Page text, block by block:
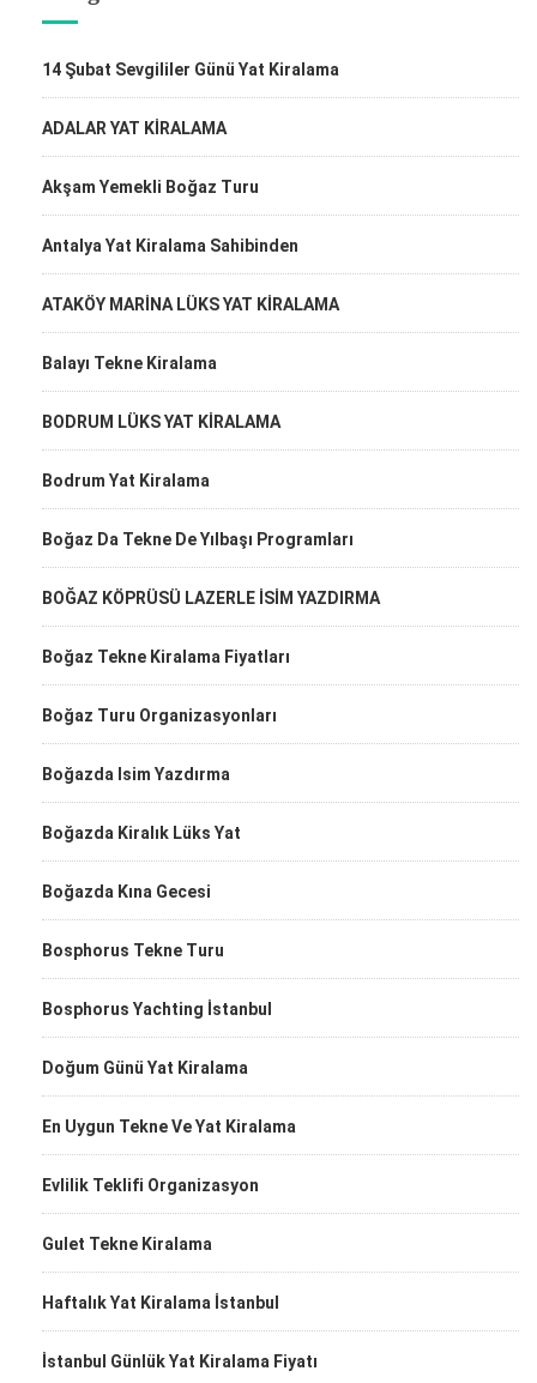
14 Şubat Sevgililer Günü Yat Kiralama
ADALAR YAT KİRALAMA
Akşam Yemekli Boğaz Turu
Antalya Yat Kiralama Sahibinden
ATAKÖY MARİNA LÜKS YAT KİRALAMA
Balayı Tekne Kiralama
BODRUM LÜKS YAT KİRALAMA
Bodrum Yat Kiralama
Boğaz Da Tekne De Yılbaşı Programları
BOĞAZ KÖPRÜSÜ LAZERLE İSİM YAZDIRMA
Boğaz Tekne Kiralama Fiyatları
Boğaz Turu Organizasyonları
Boğazda Isim Yazdırma
Boğazda Kiralık Lüks Yat
Boğazda Kına Gecesi
Bosphorus Tekne Turu
Bosphorus Yachting İstanbul
Doğum Günü Yat Kiralama
En Uygun Tekne Ve Yat Kiralama
Evlilik Teklifi Organizasyon
Gulet Tekne Kiralama
Haftalık Yat Kiralama İstanbul
İstanbul Günlük Yat Kiralama Fiyatı